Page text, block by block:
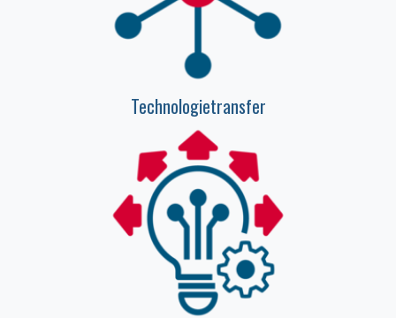
Technologietransfer